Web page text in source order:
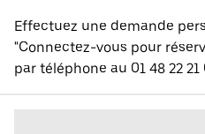
Effectuez une demande
"Connectez-vous pour
par téléphone au 01 48 22 21